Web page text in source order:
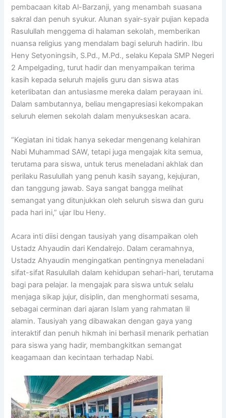
pembacaan kitab Al-Barzanji, yang menambah suasana
sakral dan penuh syukur. Alunan syair-syair pujian kepada
Rasulullah menggema di halaman sekolah, memberikan
nuansa religius yang mendalam bagi seluruh hadirin. Ibu
Heny Setyoningsih, S.Pd., M.Pd., selaku Kepala SMP Negeri
2 Ampelgading, turut hadir dan menyampaikan terima
kasih kepada seluruh majelis guru dan siswa atas
keterlibatan dan antusiasme mereka dalam perayaan ini.
Dalam sambutannya, beliau mengapresiasi kekompakan
seluruh elemen sekolah dalam menyukseskan acara.
“Kegiatan ini tidak hanya sekedar mengenang kelahiran
Nabi Muhammad SAW, tetapi juga mengajak kita semua,
terutama para siswa, untuk terus meneladani akhlak dan
perilaku Rasulullah yang penuh kasih sayang, kejujuran,
dan tanggung jawab. Saya sangat bangga melihat
semangat yang ditunjukkan oleh seluruh siswa dan guru
pada hari ini,” ujar Ibu Heny.
Acara inti diisi dengan tausiyah yang disampaikan oleh
Ustadz Ahyaudin dari Kendalrejo. Dalam ceramahnya,
Ustadz Ahyaudin mengingatkan pentingnya meneladani
sifat-sifat Rasulullah dalam kehidupan sehari-hari, terutama
bagi para pelajar. Ia mengajak para siswa untuk selalu
menjaga sikap jujur, disiplin, dan menghormati sesama,
sebagai cerminan dari ajaran Islam yang rahmatan lil
alamin. Tausiyah yang dibawakan dengan gaya yang
interaktif dan penuh hikmah ini berhasil menarik perhatian
para siswa yang hadir, membangkitkan semangat
keagamaan dan kecintaan terhadap Nabi.